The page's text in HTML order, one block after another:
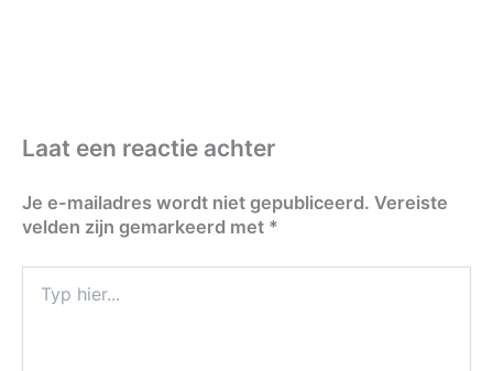
Laat een reactie achter
Je e-mailadres wordt niet gepubliceerd. Vereiste
velden zijn gemarkeerd met *
hier...